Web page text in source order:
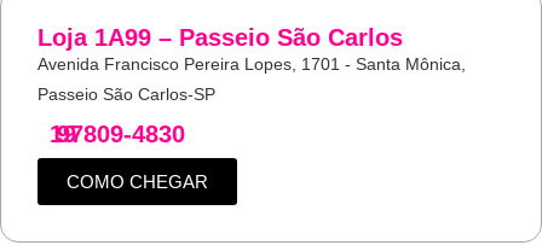
Loja 1A99 – Passeio São Carlos
Avenida Francisco Pereira Lopes, 1701 - Santa Mônica,
Passeio São Carlos-SP
19
97809-4830
COMO CHEGAR